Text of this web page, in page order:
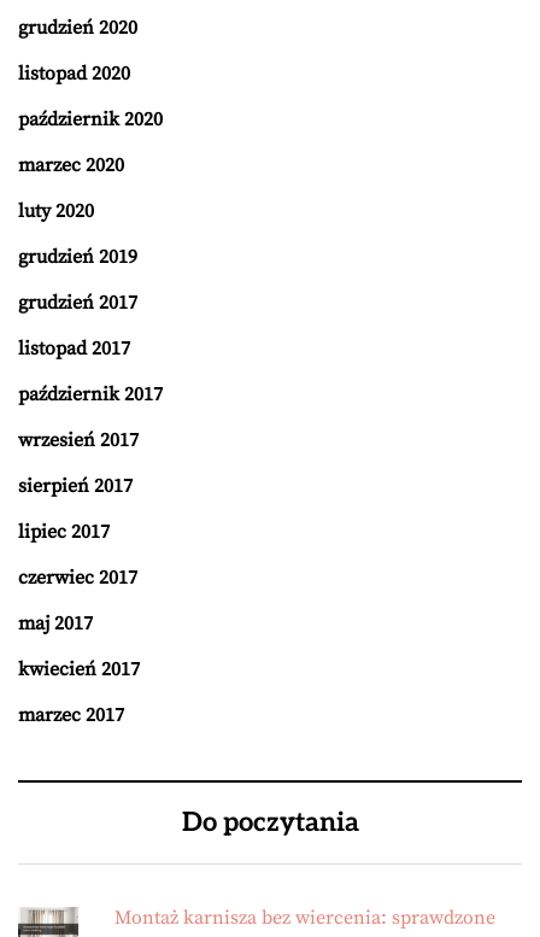
grudzień 2020
listopad 2020
październik 2020
marzec 2020
luty 2020
grudzień 2019
grudzień 2017
listopad 2017
październik 2017
wrzesień 2017
sierpień 2017
lipiec 2017
czerwiec 2017
maj 2017
kwiecień 2017
marzec 2017
Do poczytania
Montaż karnisza bez wiercenia: sprawdzone